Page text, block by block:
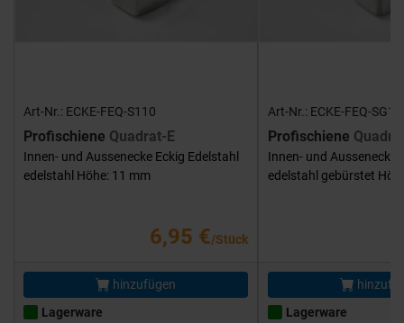
Art-Nr.: ECKE-FEQ-S110
Profischiene Quadrat-E
Innen- und Aussenecke Eckig Edelstahl
edelstahl Höhe: 11 mm
6,95 €/Stück
hinzufügen
Lagerware
Art-Nr.: ECKE-FEQ-
Profischiene
Innen- und Aussenecke
edelstahl gebürstet
Lagerware